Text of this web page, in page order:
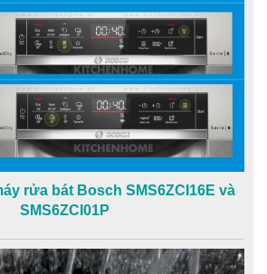
rửa bát Bosch SMS6ZCI16E và
SMS6ZCI01P